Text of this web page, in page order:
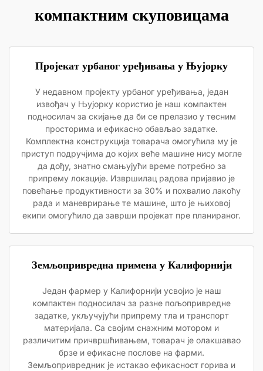
компактним скуповицама
Пројекат урбаног уређивања у Њујорку
У недавном пројекту урбаног уређивања, један
извођач у Њујорку користио је наш компактен
подносилач за скијање да би се прелазио у тесним
просторима и ефикасно обављао задатке.
Комплектна конструкција товарача омогућила му је
приступ подручјима до којих веће машине нису могле
да дођу, знатно смањујући време потребно за
припрему локације. Извршилац радова пријавио је
повећање продуктивности за 30% и похвалио лакоћу
рада и маневрирање те машине, што је њиховој
екипи омогућило да заврши пројекат пре планираног.
Земљопривредна примена у Калифорнији
Један фармер у Калифорнији усвојио је наш
компактен подносилач за разне пољопривредне
задатке, укључујући припрему тла и транспорт
материјала. Са својим снажним мотором и
различитим причвршћивањем, товарач је олакшавао
брзе и ефикасне послове на фарми.
Земљопривредник је истакао ефикасност горива и